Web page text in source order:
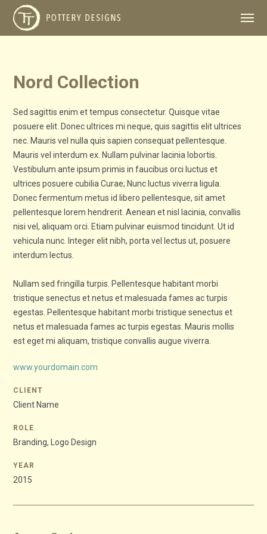
Nord Collection
Sed sagittis enim et tempus consectetur. Quisque vitae
posuere elit. Donec ultrices mi neque, quis sagittis elit ultrices
nec. Mauris vel nulla quis sapien consequat pellentesque.
Mauris vel interdum ex. Nullam pulvinar lacinia lobortis.
Vestibulum ante ipsum primis in faucibus orci luctus et
ultrices posuere cubilia Curae; Nunc luctus viverra ligula.
Donec fermentum metus id libero pellentesque, sit amet
pellentesque lorem hendrerit. Aenean et nisl lacinia, convallis
nisi vel, aliquam orci. Etiam pulvinar euismod tincidunt. Ut id
vehicula nunc. Integer elit nibh, porta vel lectus ut, posuere
interdum lectus.
Nullam sed fringilla turpis. Pellentesque habitant morbi
tristique senectus et netus et malesuada fames ac turpis
egestas. Pellentesque habitant morbi tristique senectus et
netus et malesuada fames ac turpis egestas. Mauris mollis
est eget mi aliquam, tristique convallis augue viverra.
www.yourdomain.com
CLIENT
Client Name
ROLE
Branding, Logo Design
YEAR
2015